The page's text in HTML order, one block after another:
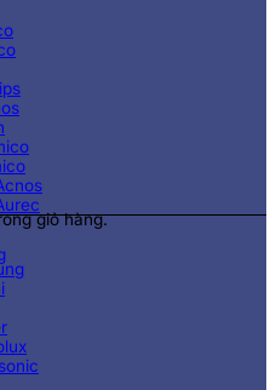
giỏ hàng.